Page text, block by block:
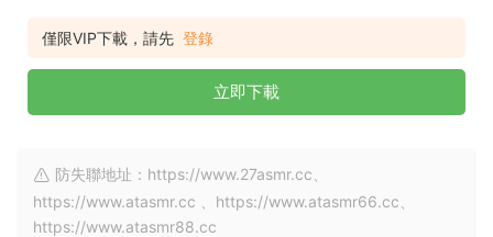
僅限VIP下載，請先 登錄
立即下載
防失聯地址：https://www.27asmr.cc、
https://www.atasmr.cc 、https://www.atasmr66.cc、
https://www.atasmr88.cc